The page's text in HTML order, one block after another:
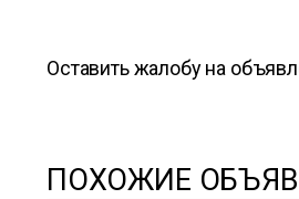
Оставить жалобу на
ПОХОЖИЕ